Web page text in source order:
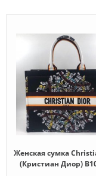
Женская сумка
(Кристиан Диор)